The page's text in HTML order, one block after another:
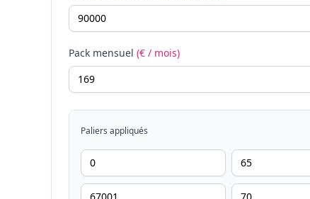
Pack mensuel (€ / mois)
Paliers appliqués